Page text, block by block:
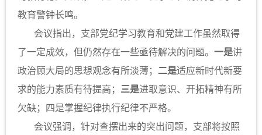
教育警钟长鸣。
会议指出，支部党纪学习教育和党建工作虽然取得
了一定成效，但仍然存在一些亟待解决的问题。 一是讲
政治顾大局的思想观念有所淡薄； 二是适应新时代新要
求的能力素质有待提高； 三是进取意识、开拓精神有所
欠缺；四是掌握纪律执行纪律不严格。
会议强调，针对查摆出来的突出问题，支部将按照